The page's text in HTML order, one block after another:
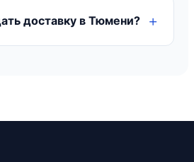
доставку в Тюмени?